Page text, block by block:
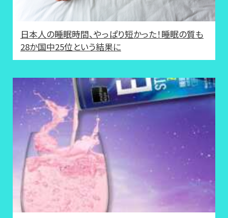
日本人の睡眠時間、やっぱり短かった！睡眠の質も
28か国中25位という結果に